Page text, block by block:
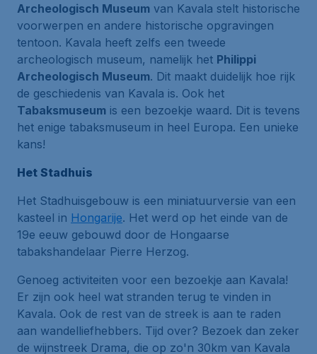
Archeologisch Museum van Kavala stelt historische
voorwerpen en andere historische opgravingen
tentoon. Kavala heeft zelfs een tweede
archeologisch museum, namelijk het Philippi
Archeologisch Museum. Dit maakt duidelijk hoe rijk
de geschiedenis van Kavala is. Ook het
Tabaksmuseum is een bezoekje waard. Dit is tevens
het enige tabaksmuseum in heel Europa. Een unieke
kans!
Het Stadhuis
Het Stadhuisgebouw is een miniatuurversie van een
kasteel in Hongarije. Het werd op het einde van de
19e eeuw gebouwd door de Hongaarse
tabakshandelaar Pierre Herzog.
Genoeg activiteiten voor een bezoekje aan Kavala!
Er zijn ook heel wat stranden terug te vinden in
Kavala. Ook de rest van de streek is aan te raden
aan wandelliefhebbers. Tijd over? Bezoek dan zeker
de wijnstreek Drama, die op zo'n 30km van Kavala